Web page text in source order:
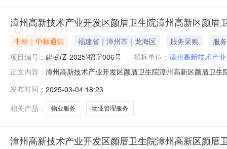
漳州高新技术产业开发区颜厝卫生院漳州高新区颜厝
中标｜中标通知 福建省｜漳州市｜龙海区 服务采购
服务
项目编号： 建盛(Z-2025)招字006号 招标单位： 漳州高新技术产
正文内容： 漳州高新技术产业开发区颜厝卫生院漳州高新区颜厝卫
额：32.8800000（万元）四、主要标的信息序号供应商
文件。具体详见响应
发布时间： 2025-03-04 18:23
相关产品：
物业服务 物业管理服务
漳州高新技术产业开发区颜厝卫生院漳州高新区颜厝